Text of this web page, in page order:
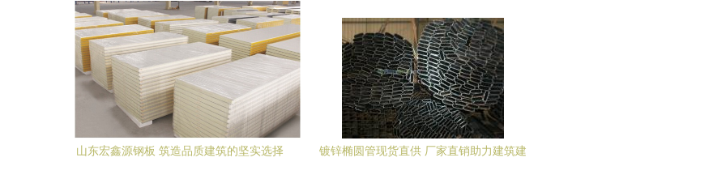
山东宏鑫源钢板 筑造品质建筑的坚实选择
镀锌椭圆管现货直供 厂家直销助力建筑建